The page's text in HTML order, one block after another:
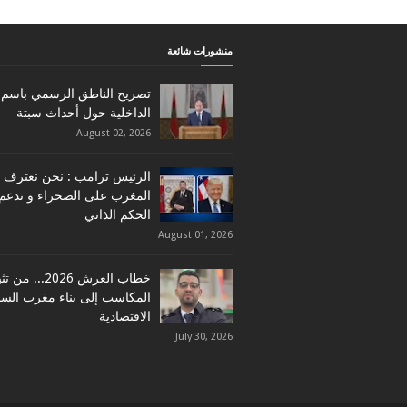
منشورات شائعة
تصريح الناطق الرسمي باسم
الداخلية حول أحداث سبتة
August 02, 2026
الرئيس ترامب : نحن نعترف
المغرب على الصحراء و
الحكم الذاتي
August 01, 2026
خطاب العرش 2026...
المكاسب إلى بناء مغرب
الاقتصادية
July 30, 2026